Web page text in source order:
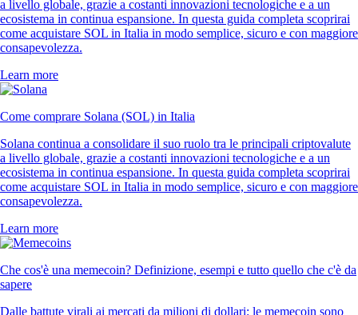
a livello globale, grazie a costanti innovazioni tecnologiche e a un
ecosistema in continua espansione. In questa guida completa scoprirai
come acquistare SOL in Italia in modo semplice, sicuro e con maggiore
consapevolezza.
Learn more
Come comprare Solana (SOL) in Italia
Solana continua a consolidare il suo ruolo tra le principali criptovalute
a livello globale, grazie a costanti innovazioni tecnologiche e a un
ecosistema in continua espansione. In questa guida completa scoprirai
come acquistare SOL in Italia in modo semplice, sicuro e con maggiore
consapevolezza.
Learn more
Che cos'è una memecoin? Definizione, esempi e tutto quello che c'è da
sapere
Dalle battute virali ai mercati da milioni di dollari: le memecoin sono